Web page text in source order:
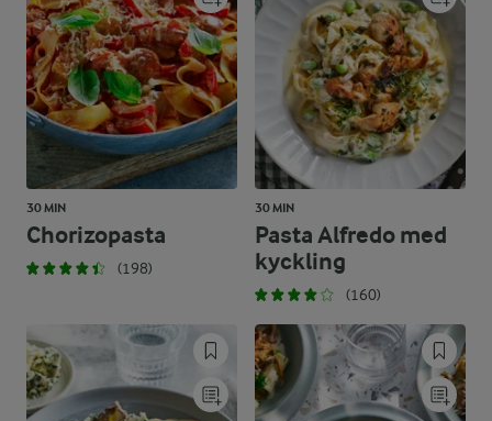
30 MIN
Chorizopasta
(198)
30 MIN
Pasta Alfredo med
kyckling
(160)